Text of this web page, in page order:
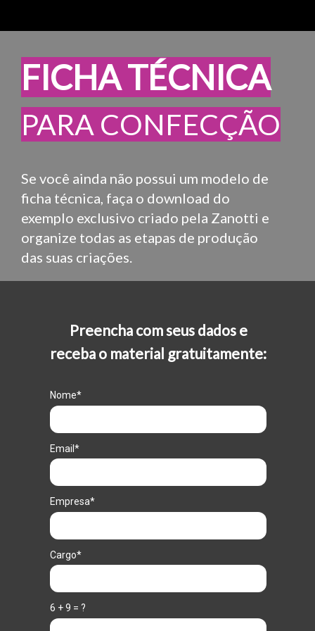
FICHA TÉCNICA
PARA CONFECÇÃO
Se você ainda não possui um modelo de
ficha técnica, faça o download do
exemplo exclusivo criado pela Zanotti e
organize todas as etapas de produção
das suas criações.
Preencha com seus dados e
receba o material gratuitamente:
Nome*
Email*
Empresa*
Cargo*
6 + 9 = ?